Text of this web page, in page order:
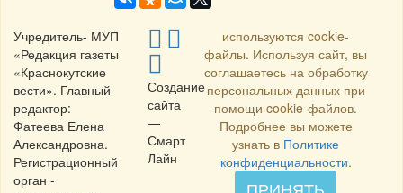
Учредитель- МУП
«Редакция газеты
«Краснокутские
вести». Главный
редактор:
Фатеева Елена
Александровна.
Регистрационный
орган -
Создание
сайта
—
Смарт
Лайн
используются cookie-
файлы. Используя сайт, вы
соглашаетесь на обработку
персональных данных при
помощи cookie-файлов.
Подробнее вы можете
узнать в Политике
конфиденциальности.